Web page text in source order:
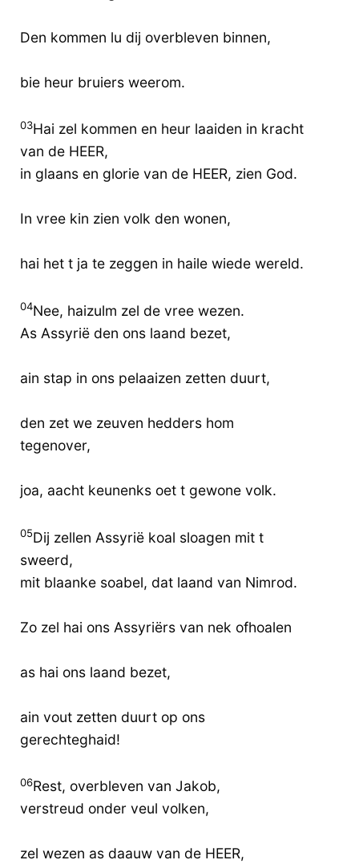
Den kommen lu dij overbleven binnen,
bie heur bruiers weerom.
03Hai zel kommen en heur laaiden in kracht
van de HEER,
in glaans en glorie van de HEER, zien God.
In vree kin zien volk den wonen,
hai het t ja te zeggen in haile wiede wereld.
04Nee, haizulm zel de vree wezen.
As Assyrië den ons laand bezet,
ain stap in ons pelaaizen zetten duurt,
den zet we zeuven hedders hom
tegenover,
joa, aacht keunenks oet t gewone volk.
05Dij zellen Assyrië koal sloagen mit t
sweerd,
mit blaanke soabel, dat laand van Nimrod.
Zo zel hai ons Assyriërs van nek ofhoalen
as hai ons laand bezet,
ain vout zetten duurt op ons
gerechteghaid!
06Rest, overbleven van Jakob,
verstreud onder veul volken,
zel wezen as daauw van de HEER,